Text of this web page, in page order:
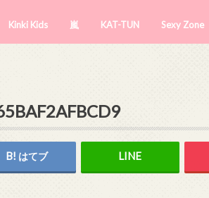
Kinki Kids 嵐 KAT-TUN Sexy Zone
はてブ